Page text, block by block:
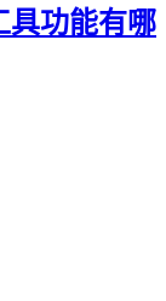
具功能有哪